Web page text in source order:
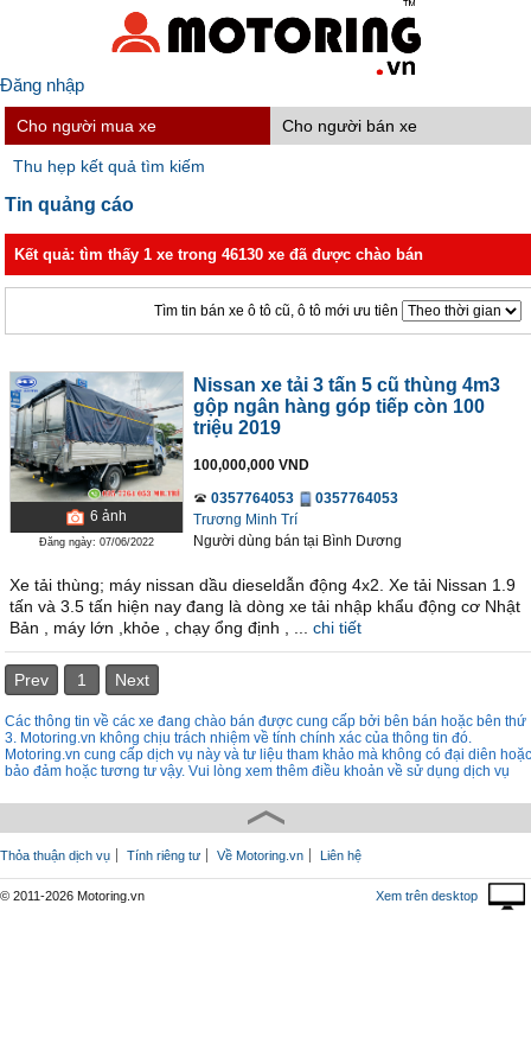
Đăng nhập
Cho người mua xe Cho người bán xe
Thu hẹp kết quả tìm kiếm
Tin quảng cáo
Kết quả: tìm thấy 1 xe trong 46130 xe đã được chào bán
Tìm tin bán xe ô tô cũ, ô tô mới ưu tiên
6 ảnh
Đăng ngày: 07/06/2022
Nissan xe tải 3 tấn 5 cũ thùng 4m3
gộp ngân hàng góp tiếp còn 100
triệu 2019
100,000,000 VND
0357764053
0357764053
Trương Minh Trí
Người dùng bán tại Bình Dương
Xe tải thùng; máy nissan dầu dieseldẫn động 4x2. Xe tải Nissan 1.9
tấn và 3.5 tấn hiện nay đang là dòng xe tải nhập khẩu động cơ Nhật
Bản , máy lớn ,khỏe , chạy ổng định , ...
chi tiết
Prev 1 Next
Các thông tin về các xe đang chào bán được cung cấp bởi bên bán hoặc bên thứ
3. Motoring.vn không chịu trách nhiệm về tính chính xác của thông tin đó.
Motoring.vn cung cấp dịch vụ này và tư liệu tham khảo mà không có đại diên hoặc
bảo đảm hoặc tương tư vậy. Vui lòng xem thêm điều khoản về sử dụng dịch vụ
Thỏa thuận dịch vụ Tính riêng tư Về Motoring.vn Liên hệ
© 2011-2026 Motoring.vn Xem trên desktop